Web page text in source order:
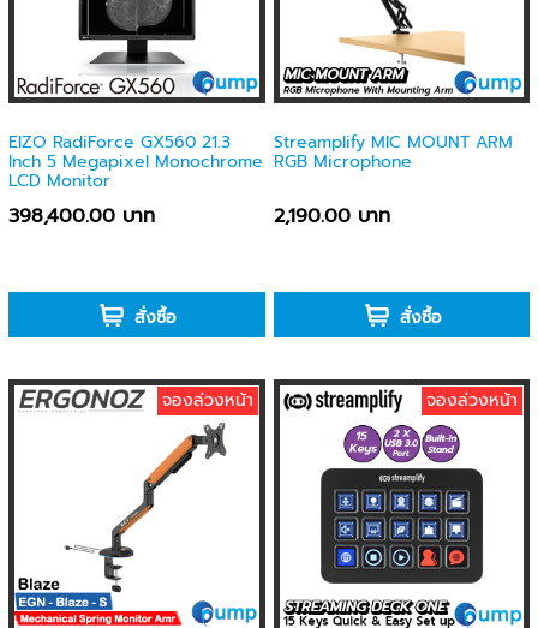
EIZO RadiForce GX560 21.3
Inch 5 Megapixel Monochrome
LCD Monitor
398,400.00 บาท
สั่งซื้อ
Streamplify MIC MOUNT ARM
RGB Microphone
2,190.00 บาท
สั่งซื้อ
จองล่วงหน้า จองล่วงหน้า